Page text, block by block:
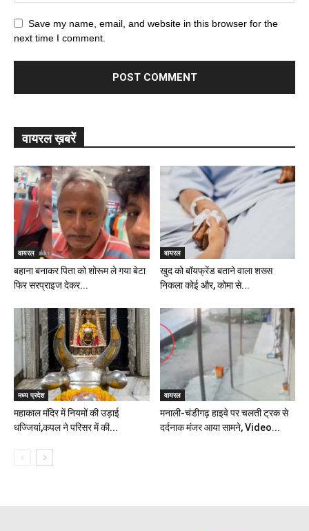
Save my name, email, and website in this browser for the
next time I comment.
वायरल ख़बरें
वायरल
बहाना बनाकर पिता को शोरूम ले गया बेटा
फिर सरप्राइज देकर...
वायरल
खुद को बॉयफ्रेंड बताने वाला शख्स
निकला कोई और, कोमा से...
मध्य प्रदेश
महाकाल मंदिर में नियमों की उड़ाई
धज्जियां,कपल ने परिसर में की...
वायरल
मनाली-चंडीगढ़ हाइवे पर चलती ट्रक से
दर्दनाक मंजर आया सामने, Video...